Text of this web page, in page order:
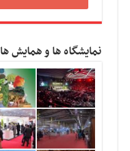
نمایشگاه ها و همایش ها